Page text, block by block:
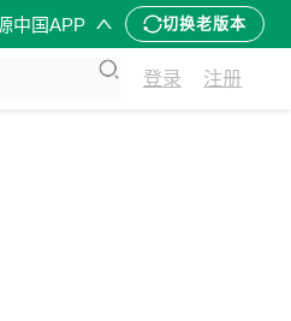
中国APP 切换老版本
登录 注册